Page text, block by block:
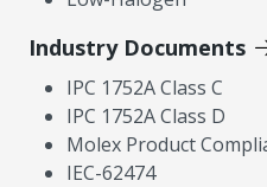
Industry Documents
IPC 1752A Class C
IPC 1752A Class D
Molex Product
IEC-62474